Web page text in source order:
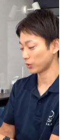
とは
続かない訳
法を解説
く理由
が重要
が効果的
のか
を解説